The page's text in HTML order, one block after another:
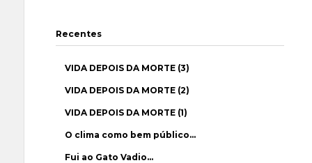
Recentes
VIDA DEPOIS DA MORTE (3)
VIDA DEPOIS DA MORTE (2)
VIDA DEPOIS DA MORTE (1)
O clima como bem público…
Fui ao Gato Vadio…